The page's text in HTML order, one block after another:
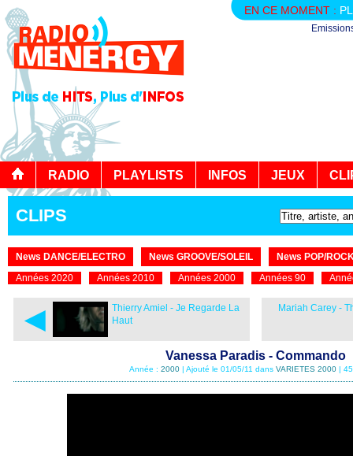
EN CE MOMENT :
RADIO PLAYLISTS INFOS JEUX
CLIPS
News DANCE/ELECTRO News GROOVE/SOLEIL
News POP/
Années 2020
Années 2010 Années 2000 Années 90
◄
Thierry Amiel - Je Regarde La
Haut
Mariah Carey -
Vanessa Paradis - Commando
Année : 2000 | Ajouté le 01/05/11 dans VARIETES 2000 |